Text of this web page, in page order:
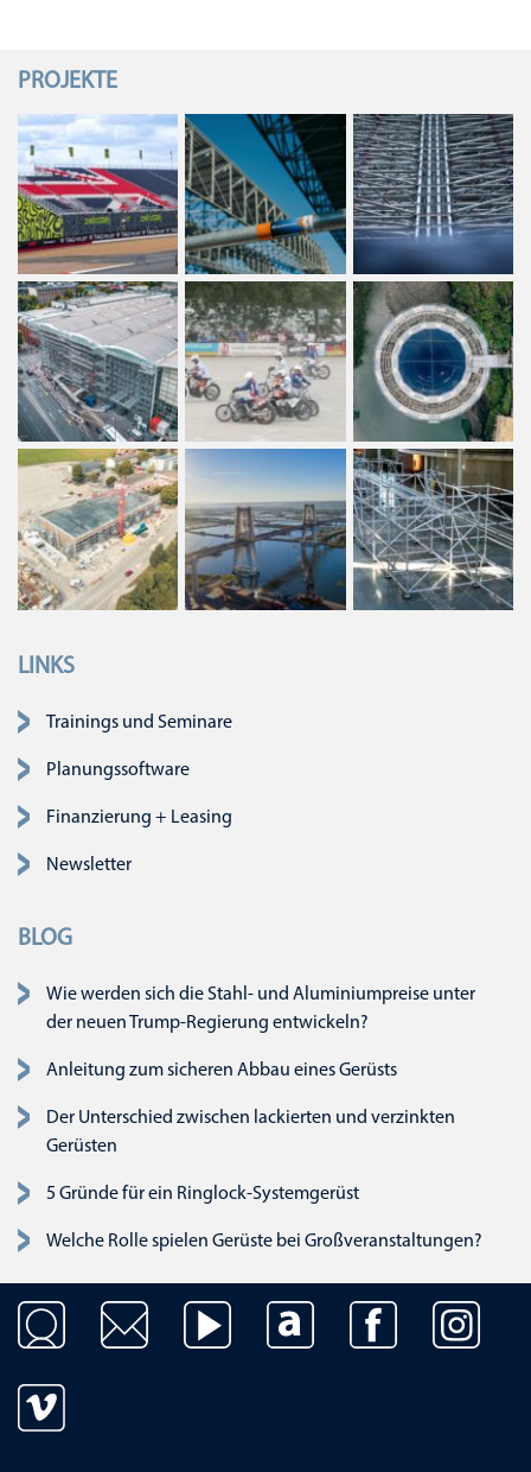
PROJEKTE
LINKS
Navigation überspringen
Trainings und Seminare
Planungssoftware
Finanzierung + Leasing
Newsletter
BLOG
Wie werden sich die Stahl- und Aluminiumpreise unter
der neuen Trump-Regierung entwickeln?
Anleitung zum sicheren Abbau eines Gerüsts
Der Unterschied zwischen lackierten und verzinkten
Gerüsten
5 Gründe für ein Ringlock-Systemgerüst
Welche Rolle spielen Gerüste bei Großveranstaltungen?
Navigation überspringen